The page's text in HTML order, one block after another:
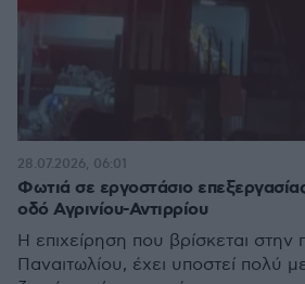
Φωτιά σε εργοστάσιο
οδό Αγρινίου-Αντιρρίου
Η επιχείρηση που βρίσκεται στην
Παναιτωλίου, έχει υποστεί πολύ
28.07.2026, 06:01